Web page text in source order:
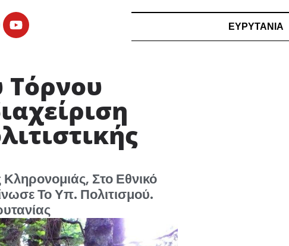
ΕΥΡΥΤΑΝΙΑ
Τόρνου
Στο Εθνικό
Το Υπ. Πολιτισμού.